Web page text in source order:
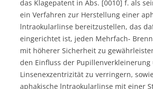
das Klagepatent in Abs. [0010] f. als
ein Verfahren zur Herstellung einer
lntraokularlinse bereitzustellen, das
eingerichtet ist, jeden Mehrfach-
mit höherer Sicherheit zu
den Einfluss der
Linsenexzentrizität zu verringern,
aphakische lntraokularlinse mit einer